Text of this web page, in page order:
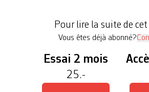
l’espace public. «Elles vident
Pour lire la suite de
Vous êtes déjà abonné?
Essai 2 mois
25.-